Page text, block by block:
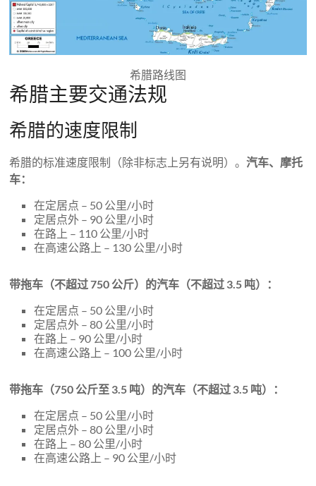
希腊路线图
希腊主要交通法规
希腊的速度限制
希腊的标准速度限制（除非标志上另有说明）。汽车、摩托
车：
在定居点​​ – 50 公里/小时
定居点外 – 90 公里/小时
在路上 – 110 公里/小时
在高速公路上 – 130 公里/小时
带拖车（不超过 750 公斤）的汽车（不超过 3.5 吨）：
在定居点​​ – 50 公里/小时
定居点外 – 80 公里/小时
在路上 – 90 公里/小时
在高速公路上 – 100 公里/小时
带拖车（750 公斤至 3.5 吨）的汽车（不超过 3.5 吨）：
在定居点​​ – 50 公里/小时
定居点外 – 80 公里/小时
在路上 – 80 公里/小时
在高速公路上 – 90 公里/小时